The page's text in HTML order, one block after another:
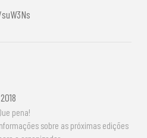
pena!
sobre as próximas edições